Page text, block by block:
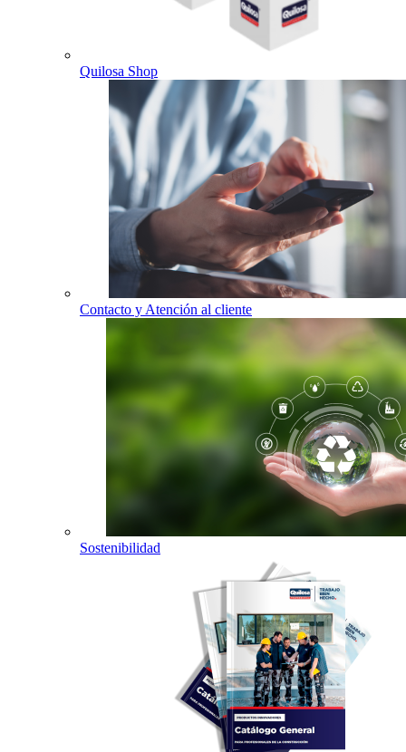
Quilosa Shop
Contacto y Atención al cliente
Sostenibilidad